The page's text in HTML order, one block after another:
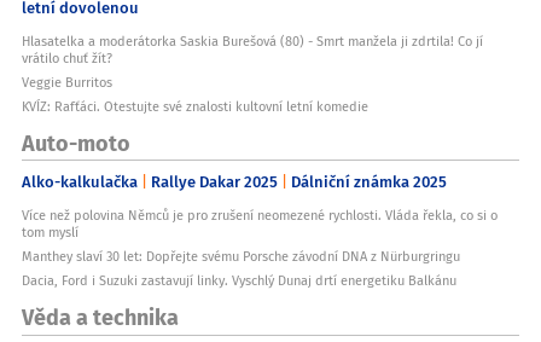
letní dovolenou
Hlasatelka a moderátorka Saskia Burešová (80) - Smrt manžela ji zdrtila! Co jí
vrátilo chuť žít?
Veggie Burritos
KVÍZ: Rafťáci. Otestujte své znalosti kultovní letní komedie
Auto-moto
Alko-kalkulačka Rallye Dakar 2025 Dálniční známka 2025
Více než polovina Němců je pro zrušení neomezené rychlosti. Vláda řekla, co si o
tom myslí
Manthey slaví 30 let: Dopřejte svému Porsche závodní DNA z Nürburgringu
Dacia, Ford i Suzuki zastavují linky. Vyschlý Dunaj drtí energetiku Balkánu
Věda a technika